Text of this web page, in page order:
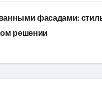
фасадами:
решении